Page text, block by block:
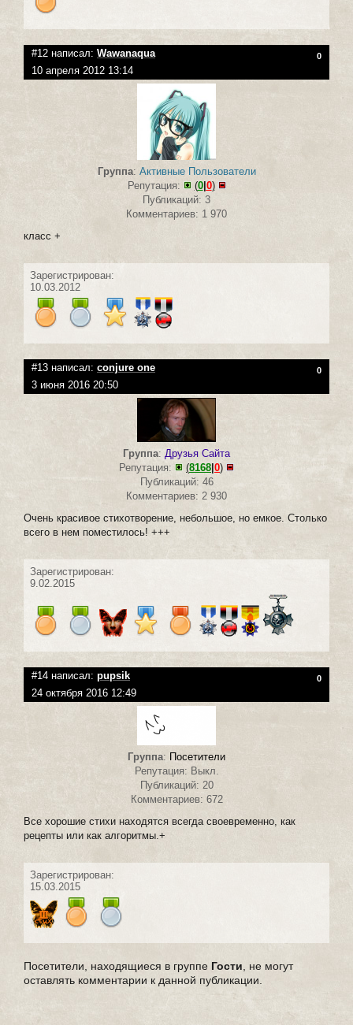
#12 написал: Wawanaqua 0
10 апреля 2012 13:14
Группа: Активные Пользователи
Репутация:
(0|0)
Публикаций: 3
Комментариев: 1 970
класс +
Зарегистрирован:
10.03.2012
#13 написал: conjure one 0
3 июня 2016 20:50
Группа: Друзья Сайта
Репутация:
(8168 0)
Публикаций: 46
Комментариев: 2 930
Очень красивое стихотворение, небольшое, но емкое. Столько
всего в нем поместилось! +++
Зарегистрирован:
9.02.2015
#14 написал: pupsik 0
24 октября 2016 12:49
Группа: Посетители
Репутация: Выкл.
Публикаций: 20
Комментариев: 672
Все хорошие стихи находятся всегда своевременно, как
рецепты или как алгоритмы.+
Зарегистрирован:
15.03.2015
Посетители, находящиеся в группе Гости , не могут
оставлять комментарии к данной публикации.